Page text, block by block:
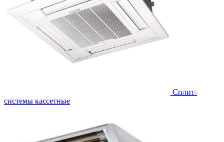
Сплит-
системы кассетные